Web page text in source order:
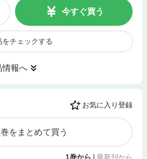
今すぐ買う
をチェックする
情報へ
お気に入り登録
をまとめて買う
1巻から | 最新刊から